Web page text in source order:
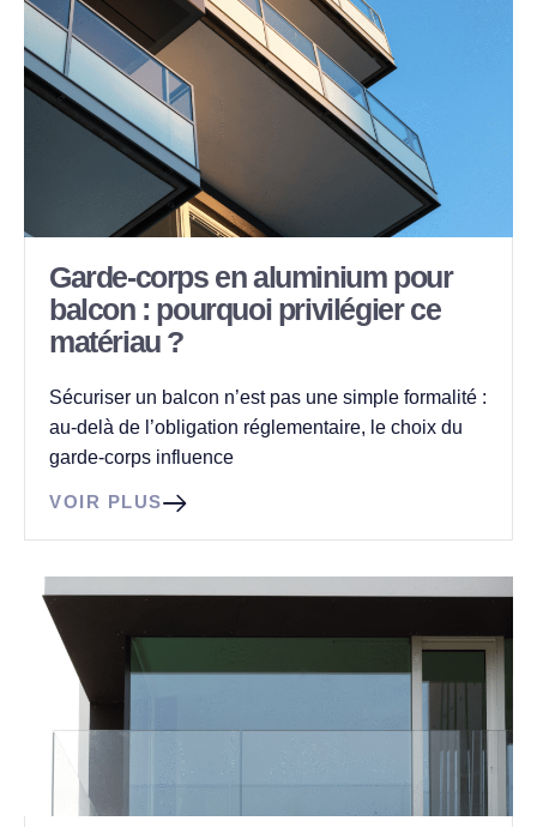
Garde-corps en aluminium pour
balcon : pourquoi privilégier ce
matériau ?
Sécuriser un balcon n’est pas une simple formalité :
au-delà de l’obligation réglementaire, le choix du
garde-corps influence
VOIR PLUS